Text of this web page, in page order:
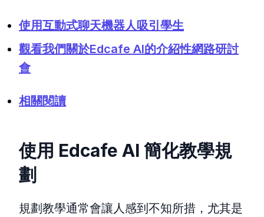
使用互動式聊天機器人吸引學生
觀看我們關於Edcafe AI的介紹性網路研討
會
相關閱讀
使用 Edcafe AI 簡化教學規
劃
規劃教學通常會讓人感到不知所措，尤其是